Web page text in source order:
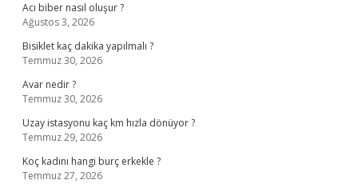
Acı biber nasıl oluşur ?
Ağustos 3, 2026
Bisiklet kaç dakika yapılmalı ?
Temmuz 30, 2026
Avar nedir ?
Temmuz 30, 2026
Uzay istasyonu kaç km hızla dönüyor ?
Temmuz 29, 2026
Koç kadını hangi burç erkekle ?
Temmuz 27, 2026